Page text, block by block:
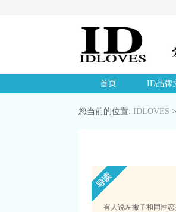
首页 ID品牌
您当前的位置: IDLOVES >
有人说左撇子和同性